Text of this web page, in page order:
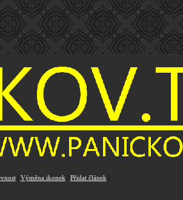
| Výměna ikonek Přidat článek